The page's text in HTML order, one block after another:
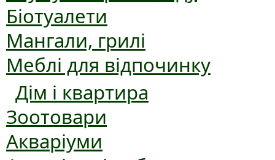
Біотуалети
Мангали, грилі
Меблі для відпочинку
Дім і квартира
Зоотовари
Акваріуми